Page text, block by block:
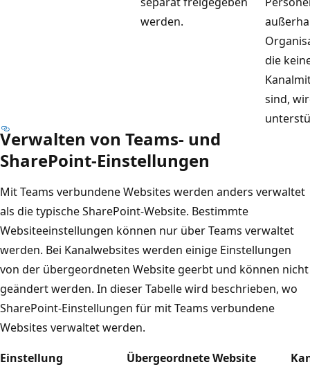
werden.
die
sind,
Verwalten von Teams- und
SharePoint-Einstellungen
Mit Teams verbundene Websites werden anders verwaltet
als die typische SharePoint-Website. Bestimmte
Websiteeinstellungen können nur über Teams verwaltet
werden. Bei Kanalwebsites werden einige Einstellungen
von der übergeordneten Website geerbt und können nicht
geändert werden. In dieser Tabelle wird beschrieben, wo
SharePoint-Einstellungen für mit Teams verbundene
Websites verwaltet werden.
Einstellung
Übergeordnete Website